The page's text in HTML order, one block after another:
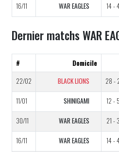
16/11 WAR EAGLES 14 -
Dernier matchs WAR
# Domicile
22/02
BLACK LIONS 28 -
11/01 SHINIGAMI 12 -
30/11 WAR EAGLES 21 -
16/11 WAR EAGLES 14 -